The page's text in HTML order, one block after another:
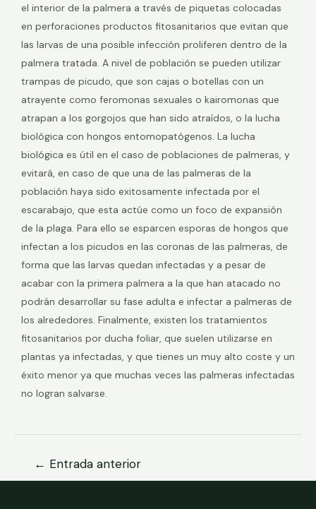
el interior de la palmera a través de piquetas colocadas
en perforaciones productos fitosanitarios que evitan que
las larvas de una posible infección proliferen dentro de la
palmera tratada. A nivel de población se pueden utilizar
trampas de picudo, que son cajas o botellas con un
atrayente como feromonas sexuales o kairomonas que
atrapan a los gorgojos que han sido atraídos, o la lucha
biológica con hongos entomopatógenos. La lucha
biológica es útil en el caso de poblaciones de palmeras, y
evitará, en caso de que una de las palmeras de la
población haya sido exitosamente infectada por el
escarabajo, que esta actúe como un foco de expansión
de la plaga. Para ello se esparcen esporas de hongos que
infectan a los picudos en las coronas de las palmeras, de
forma que las larvas quedan infectadas y a pesar de
acabar con la primera palmera a la que han atacado no
podrán desarrollar su fase adulta e infectar a palmeras de
los alrededores. Finalmente, existen los tratamientos
fitosanitarios por ducha foliar, que suelen utilizarse en
plantas ya infectadas, y que tienes un muy alto coste y un
éxito menor ya que muchas veces las palmeras infectadas
no logran salvarse.
← Entrada anterior